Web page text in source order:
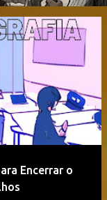
Encerrar o